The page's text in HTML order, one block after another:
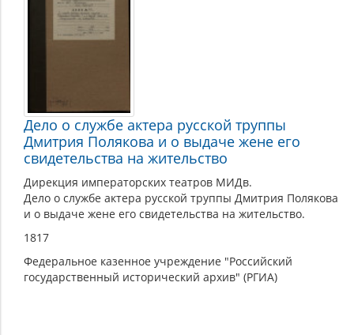
Дело о службе актера русской труппы
Дмитрия Полякова и о выдаче жене его
свидетельства на жительство
Дирекция императорских театров МИДв.
Дело о службе актера русской труппы Дмитрия Полякова
и о выдаче жене его свидетельства на жительство.
1817
Федеральное казенное учреждение "Российский
государственный исторический архив" (РГИА)